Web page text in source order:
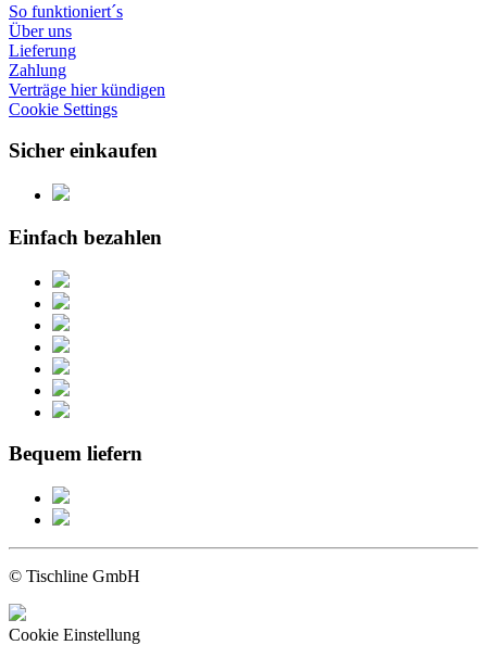
So funktioniert´s
Über uns
Lieferung
Zahlung
Verträge hier kündigen
Cookie Settings
Sicher einkaufen
Einfach bezahlen
Bequem liefern
© Tischline GmbH
Cookie Einstellung